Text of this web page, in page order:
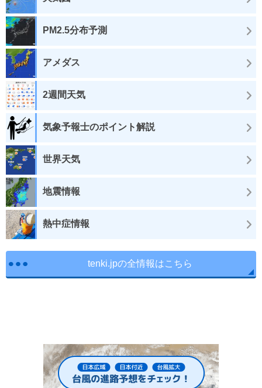
PM2.5分布予測
アメダス
2週間天気
気象予報士のポイント解説
世界天気
地震情報
熱中症情報
tenki.jpの全情報はこちら